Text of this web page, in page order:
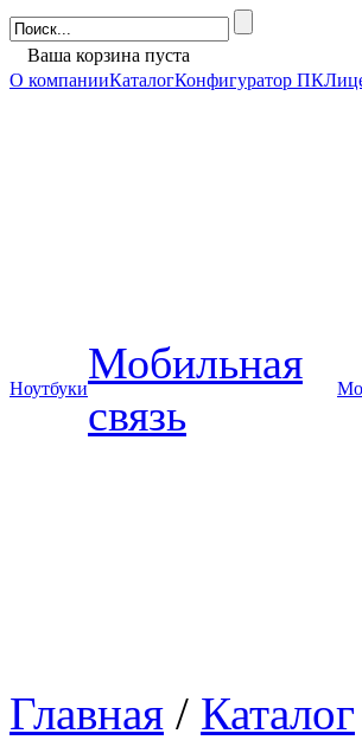
Ваша корзина пуста
О компанииКаталогКонфигуратор ПК
Ноутбуки
Мобильная
связь
Главная / Каталог